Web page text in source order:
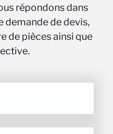
répondons dans
demande de devis,
de pièces ainsi que